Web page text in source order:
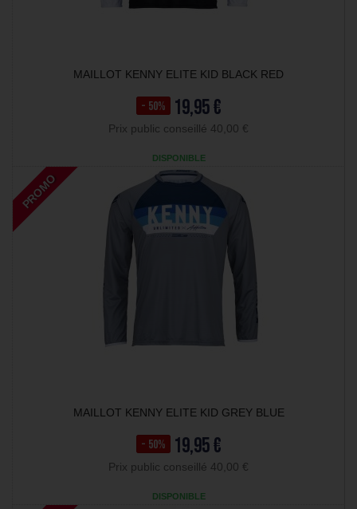
MAILLOT KENNY ELITE KID BLACK RED
- 50% 19,95 €
Prix public conseillé 40,00 €
DISPONIBLE
PROMO
MAILLOT KENNY ELITE KID GREY BLUE
- 50% 19,95 €
Prix public conseillé 40,00 €
DISPONIBLE